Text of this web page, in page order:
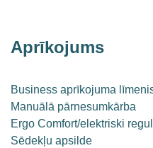
Aprīkojums
Business aprīkojuma
Manuālā pārnesumkārba
Ergo Comfort/elektriski
Sēdekļu apsilde